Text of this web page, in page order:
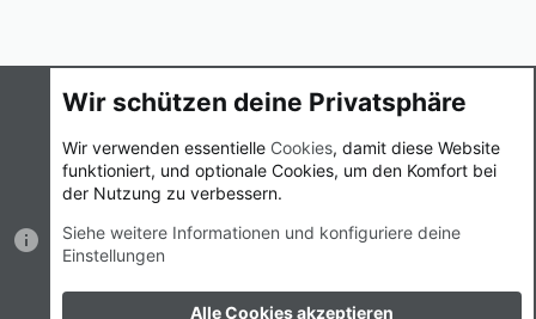
Nutzungsbedingungen
Datenschutz
Hilfe und Impressum
R
S
Community platform by XenForo
by ThemeHouse
Abfragen 11 Zeit 0.0286s
Wir schützen deine Privatsphäre
Wir verwenden essentielle Cookies, damit diese Website
funktioniert, und optionale Cookies, um den Komfort bei
der Nutzung zu verbessern.
Siehe weitere Informationen und konfiguriere deine
Einstellungen
Alle Cookies akzeptieren